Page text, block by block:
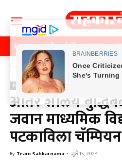
Home पुणे मुंबई महाराष्ट्र
Home Previos News
Previos News
आंतर शालेय
जवान माध्यमिक
पटकाविला
By Team Sahkarnama - जुलै 15, 2024